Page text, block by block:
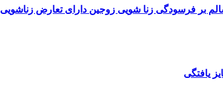
بر فرسودگی زنا شویی زوجین دارای تعارض زناشویی
یافتگی